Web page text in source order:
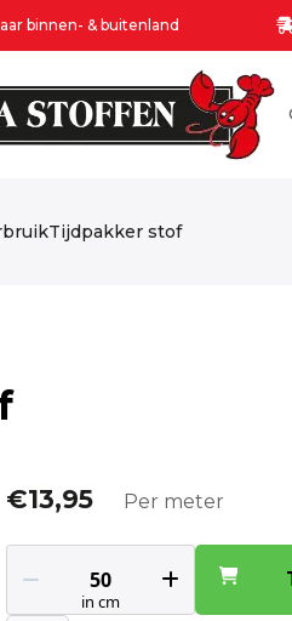
binnen- & buitenland
Tijdpakker stof
€13,95 Per meter